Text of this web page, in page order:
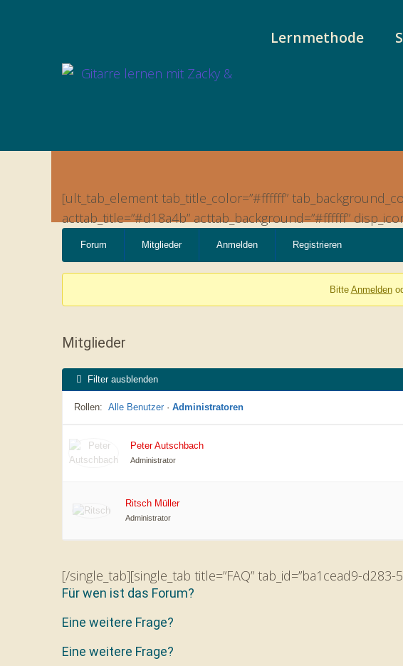
Lernmethode
[ult_tab_element tab_title_color=”#ffffff”
acttab_title=”#d18a4b” acttab_background=”#ffffff”
Navigation
Forum Mitglieder Anmelden Registrieren
Bitte Anmelden
Mitglieder
Filter ausblenden
Rollen: Alle Benutzer · Administratoren
Peter Autschbach
Administrator
Ritsch Müller
Administrator
[/single_tab][single_tab title=”FAQ” tab_id=”ba1cead9-d283-
Für wen ist das Forum?
Eine weitere Frage?
Eine weitere Frage?